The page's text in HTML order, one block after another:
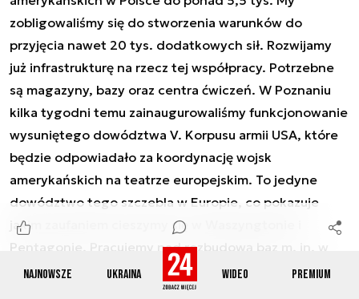
Najnowsze Ukraina Wideo Premium
zobligowaliśmy się do stworzenia warunków do
przyjęcia nawet 20 tys. dodatkowych sił. Rozwijamy
już infrastrukturę na rzecz tej współpracy. Potrzebne
są magazyny, bazy oraz centra ćwiczeń. W Poznaniu
kilka tygodni temu zainaugurowaliśmy funkcjonowanie
wysuniętego dowództwa V. Korpusu armii USA, które
będzie odpowiadało za koordynację wojsk
amerykańskich na teatrze europejskim. To jedyne
dowództwo tego szczebla w Europie, co pokazuje
jakim zaufaniem cieszymy się w Waszyngtonie i
Pentagonie. Pracujemy nad rozbudową baz m. in. w
Mirosławcu i Powidzu.